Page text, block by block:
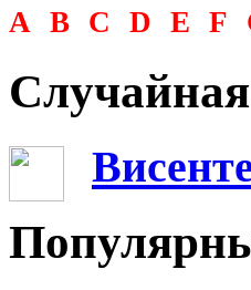
A B C D E F